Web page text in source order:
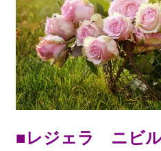
■レジェラ ニビ